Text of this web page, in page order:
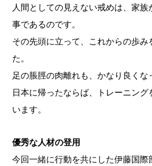
人間としての見えない戒めは、家
事であるのです。
その先頭に立って、これからの歩
た。
足の脹脛の肉離れも、かなり良くな
日本に帰ったならば、トレーニン
います。
優秀な人材の登用
今回一緒に行動を共にした伊藤国